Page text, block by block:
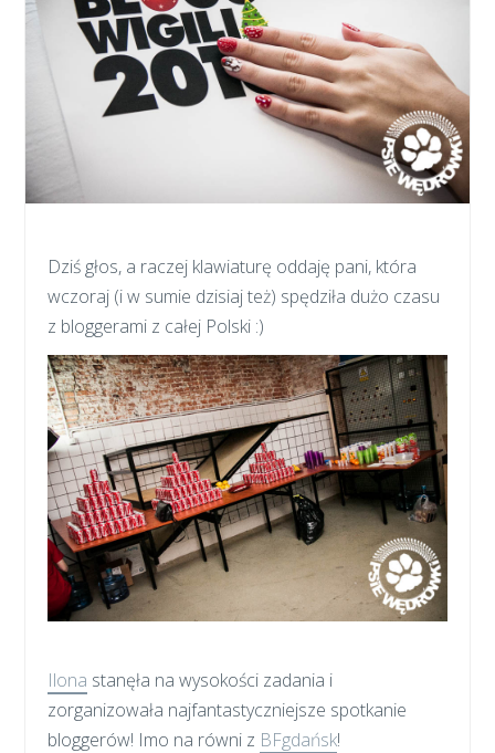
Dziś głos, a raczej klawiaturę oddaję pani, która
wczoraj (i w sumie dzisiaj też) spędziła dużo czasu
z bloggerami z całej Polski :)
Ilona stanęła na wysokości zadania i
zorganizowała najfantastyczniejsze spotkanie
bloggerów! Imo na równi z BFgdańsk!